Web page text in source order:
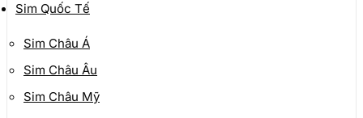
Sim Quốc Tế
Sim Châu Á
Sim Châu Âu
Sim Châu Mỹ